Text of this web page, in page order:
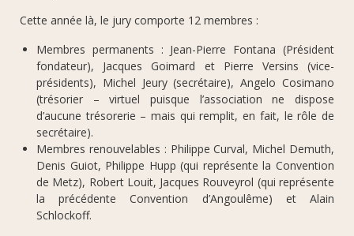
Cette année là, le jury comporte 12 membres :
Membres permanents : Jean-Pierre Fontana (Président
fondateur), Jacques Goimard et Pierre Versins (vice-
présidents), Michel Jeury (secrétaire), Angelo Cosimano
(trésorier – virtuel puisque l’association ne dispose
d’aucune trésorerie – mais qui remplit, en fait, le rôle de
secrétaire).
Membres renouvelables : Philippe Curval, Michel Demuth,
Denis Guiot, Philippe Hupp (qui représente la Convention
de Metz), Robert Louit, Jacques Rouveyrol (qui représente
la précédente Convention d’Angoulême) et Alain
Schlockoff.